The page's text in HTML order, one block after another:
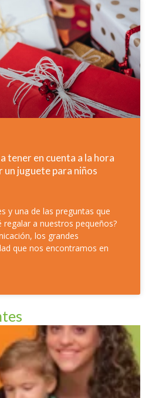
tener en cuenta a la hora
un juguete para niños
y una de las preguntas que
regalar a nuestros pequeños?
los grandes
que nos encontramos en